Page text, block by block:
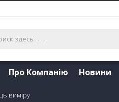
Про Компанію Новини
виміру